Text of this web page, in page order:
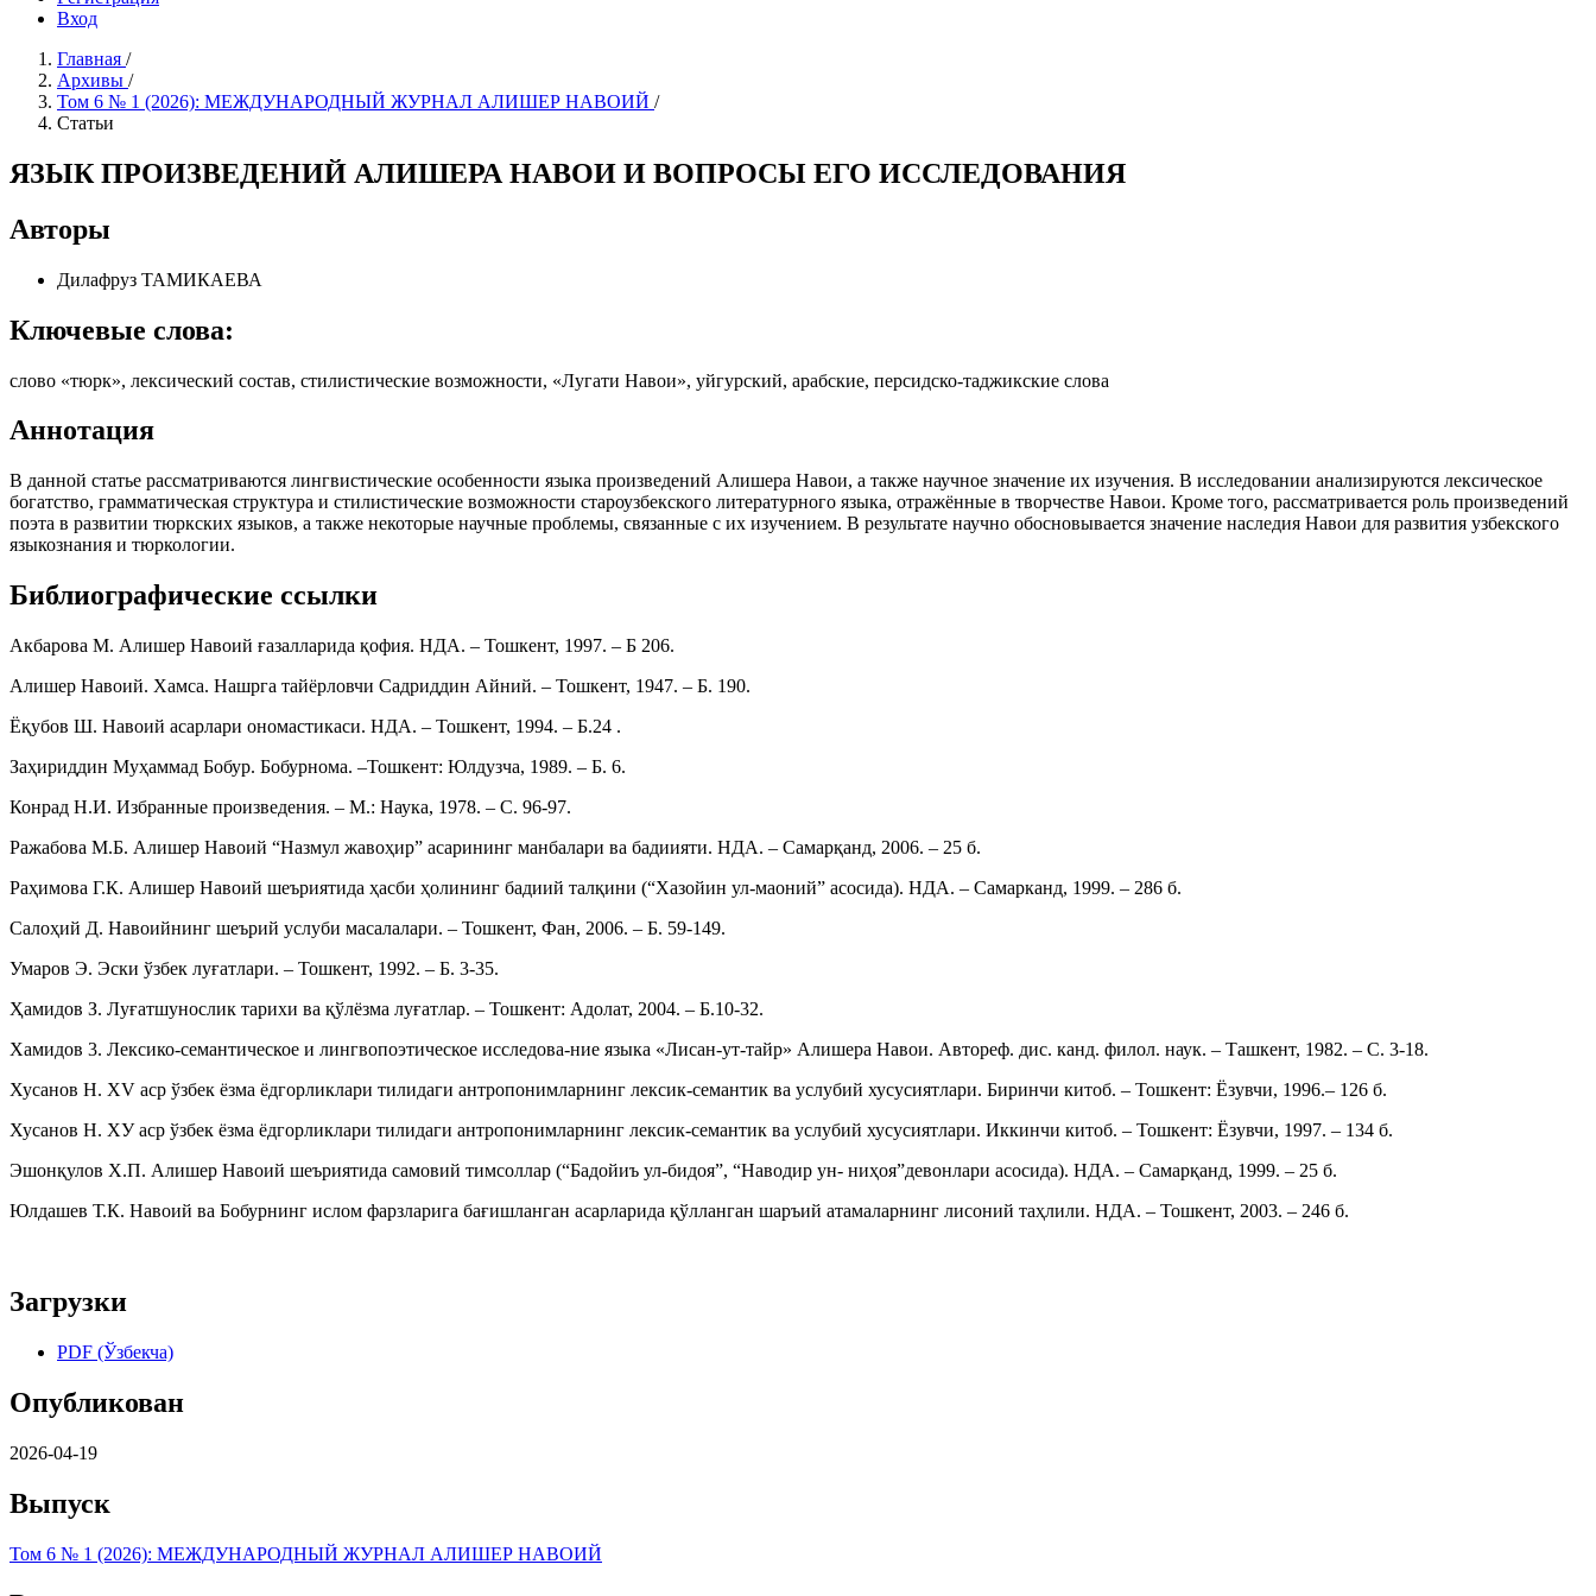
Вход
Главная /
Архивы /
Том 6 № 1 (2026): МЕЖДУНАРОДНЫЙ ЖУРНАЛ АЛИШЕР НАВОИЙ /
Статьи
ЯЗЫК ПРОИЗВЕДЕНИЙ АЛИШЕРА НАВОИ И ВОПРОСЫ ЕГО ИССЛЕДОВАНИЯ
Авторы
Дилафруз ТАМИКАЕВА
Ключевые слова:
слово «тюрк», лексический состав, стилистические возможности, «Лугати Навои», уйгурский, арабские, персидско-таджикские слова
Аннотация
В данной статье рассматриваются лингвистические особенности языка произведений Алишера Навои, а также научное значение их изучения. В исследовании анализируются лексическое
богатство, грамматическая структура и стилистические возможности староузбекского литературного языка, отражённые в творчестве Навои. Кроме того, рассматривается роль произведений
поэта в развитии тюркских языков, а также некоторые научные проблемы, связанные с их изучением. В результате научно обосновывается значение наследия Навои для развития узбекского
языкознания и тюркологии.
Библиографические ссылки
Акбарова М. Алишер Навоий ғазалларида қофия. НДА. – Тошкент, 1997. – Б 206.
Алишер Навоий. Хамса. Нашрга тайёрловчи Садриддин Айний. – Тошкент, 1947. – Б. 190.
Ёқубов Ш. Навоий асарлари ономастикаси. НДА. – Тошкент, 1994. – Б.24 .
Заҳириддин Муҳаммад Бобур. Бобурнома. –Тошкент: Юлдузча, 1989. – Б. 6.
Конрад Н.И. Избранные произведения. – М.: Наука, 1978. – С. 96-97.
Ражабова М.Б. Алишер Навоий “Назмул жавоҳир” асарининг манбалари ва бадиияти. НДА. – Самарқанд, 2006. – 25 б.
Раҳимова Г.К. Алишер Навоий шеъриятида ҳасби ҳолининг бадиий талқини (“Хазойин ул-маоний” асосида). НДА. – Самарканд, 1999. – 286 б.
Салоҳий Д. Навоийнинг шеърий услуби масалалари. – Тошкент, Фан, 2006. – Б. 59-149.
Умаров Э. Эски ўзбек луғатлари. – Тошкент, 1992. – Б. 3-35.
Ҳамидов З. Луғатшунослик тарихи ва қўлёзма луғатлар. – Тошкент: Адолат, 2004. – Б.10-32.
Хамидов 3. Лексико-семантическое и лингвопоэтическое исследова-ние языка «Лисан-ут-тайр» Алишера Навои. Автореф. дис. канд. филол. наук. – Ташкент, 1982. – С. 3-18.
Хусанов Н. ХV аср ўзбек ёзма ёдгорликлари тилидаги антропонимларнинг лексик-семантик ва услубий хусусиятлари. Биринчи китоб. – Тошкент: Ёзувчи, 1996.– 126 б.
Хусанов Н. ХУ аср ўзбек ёзма ёдгорликлари тилидаги антропонимларнинг лексик-семантик ва услубий хусусиятлари. Иккинчи китоб. – Тошкент: Ёзувчи, 1997. – 134 б.
Эшонқулов Х.П. Алишер Навоий шеъриятида самовий тимсоллар (“Бадойиъ ул-бидоя”, “Наводир ун- ниҳоя”девонлари асосида). НДА. – Самарқанд, 1999. – 25 б.
Юлдашев Т.К. Навоий ва Бобурнинг ислом фарзларига бағишланган асарларида қўлланган шаръий атамаларнинг лисоний таҳлили. НДА. – Тошкент, 2003. – 246 б.
Загрузки
PDF (Ўзбекча)
Опубликован
2026-04-19
Выпуск
Том 6 № 1 (2026): МЕЖДУНАРОДНЫЙ ЖУРНАЛ АЛИШЕР НАВОИЙ